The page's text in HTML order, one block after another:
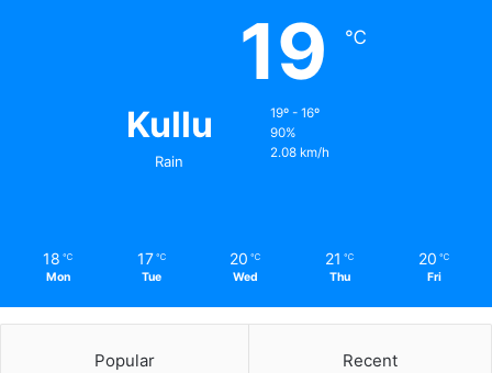
Kullu
Rain
19 ℃
19º - 16º
90%
2.08 km/h
18 ℃
Mon
17 ℃
Tue
20 ℃
Wed
21 ℃
Thu
20 ℃
Fri
Popular Recent